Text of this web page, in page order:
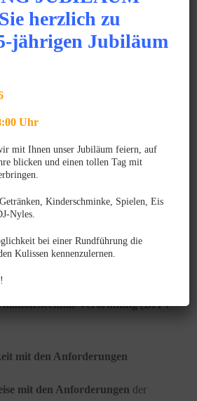
Obertshausen stellt keine
welche diskriminierende
die auf der Staatsbürgerschaft oder
trillig.debarrierefrei zugänglich zu
(BGG)
Verordnung (BITV
mit den Anforderungen
mit den Anforderungen der
herzlich zu
jährigen Jubiläum
Uhr
mit Ihnen unser Jubiläum feiern, auf
blicken und einen tollen Tag mit
Kinderschminke, Spielen, Eis
Nyles.
bei einer Rundführung die
Kulissen kennenzulernen.